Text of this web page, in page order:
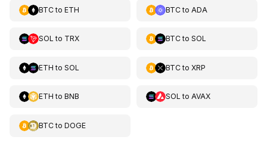
BTCto ETH BTCto ADA
SOL to TRX BTCto SOL
ETH to SOL BTCto XRP
ETH to BNB SOL to AVAX
BTCto DOGE